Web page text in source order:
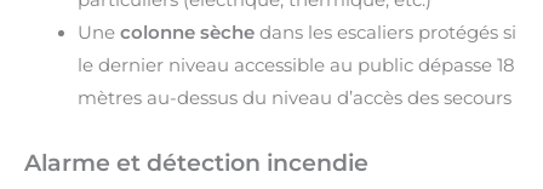
Une colonne sèchedans les escaliers protégés si
le dernier niveau accessible au public dépasse 18
mètres au-dessus du niveau d’accès des secours
Alarme et détection incendie